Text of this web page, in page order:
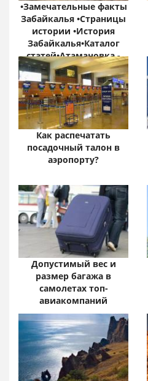
•Замечательные факты
Забайкалья •Страницы
истории •История
Забайкалья•Каталог
статей•Атамановка -
Онлайн•
Забайкальский край:
цифры и факты
Как распечатать
посадочный талон в
аэропорту?
Допустимый вес и
размер багажа в
самолетах топ-
авиакомпаний